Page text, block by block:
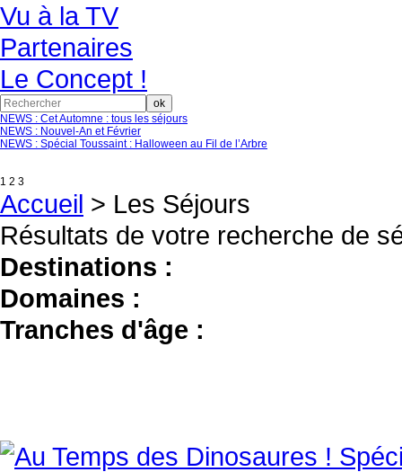
Vu à la TV
Partenaires
Le Concept !
NEWS : Cet Automne : tous les séjours
NEWS : Nouvel-An et Février
NEWS : Spécial Toussaint : Halloween au Fil de l’Arbre
1 2 3
Accueil > Les Séjours
Résultats de votre recherche de
Destinations :
Domaines :
Tranches d'âge :